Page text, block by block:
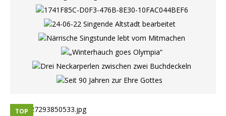
TOP